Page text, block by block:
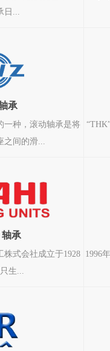
日...
承
一种，滚动轴承是将
之间的滑...
承
式会社成立于1928
生...
1996